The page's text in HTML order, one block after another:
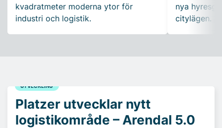
kvadratmeter moderna ytor för
industri och logistik.
nya
citylägen.
UTVECKLING
Platzer utvecklar nytt
logistikområde – Arendal 5.0